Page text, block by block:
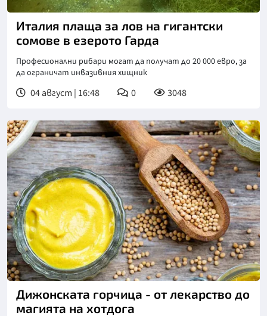
Снимка: goggle
Италия плаща за лов на гигантски
сомове в езерото Гарда
Професионални рибари могат да получат до 20 000 евро, за
да ограничат инвазивния хищник
04 август | 16:48 0 3048
Снимка: goggle
Дижонската горчица - от лекарство до
магията на хотдога